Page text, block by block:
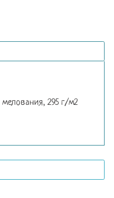
295 г/м2